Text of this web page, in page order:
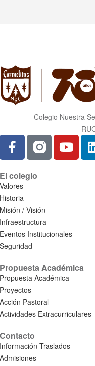
Colegio Nuestra
El colegio
Valores
Historia
Misión / Visión
Infraestructura
Eventos Institucionales
Seguridad
Propuesta Académica
Propuesta Académica
Proyectos
Acción Pastoral
Actividades Extracurriculares
Contacto
Información Traslados
Admisiones